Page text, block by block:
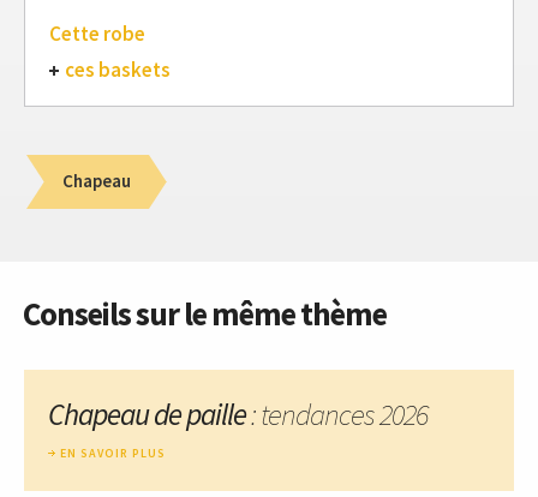
Cette robe
ces baskets
Chapeau
Conseils sur le même thème
Chapeau de paille: tendances 2026
EN SAVOIR PLUS